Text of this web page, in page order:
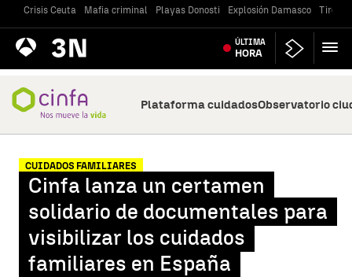
Crisis Ceuta Mafia criminal Playas Donosti Explosión Damasco Tiroteo
Antena
3 Noticias ÚLTIMA
HORA
Plataforma cuidadosObservatorio
CUIDADOS FAMILIARES
Cinfa lanza un certamen
solidario de documentales para
visibilizar los cuidados
familiares en España